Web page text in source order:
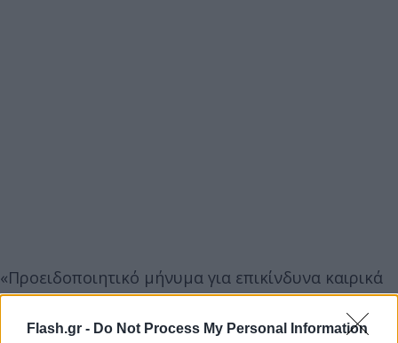
Flash.gr - Do Not Process My Personal Information
«Προειδοποιητικό μήνυμα για επικίνδυνα καιρικά
φαινόμενα (ισχυρές καταιγίδες) από το βράδυ του
Σαββάτου 05/11/2022, ως απόγευμα Κυριακής